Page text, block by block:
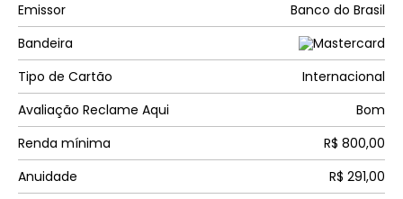
Emissor
Banco do Brasil
Bandeira
Tipo de Cartão
Internacional
Avaliação Reclame Aqui
Bom
Renda mínima
R$ 800,00
Anuidade
R$ 291,00